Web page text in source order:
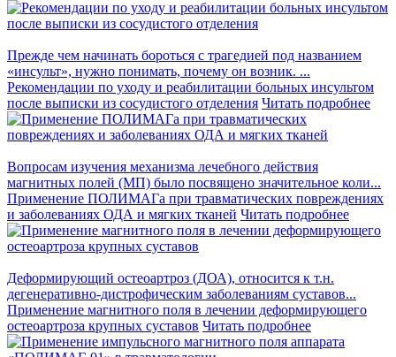
Прежде чем начинать бороться с трагедией под названием
«инсульт», нужно понимать, почему он возник. ...
Рекомендации по уходу и реабилитации больных инсультом
после выписки из сосудистого отделения Читать подробнее
Вопросам изучения механизма лечебного действия
магнитных полей (МП) было посвящено значительное коли...
Применение ПОЛИМАГа при травматических повреждениях
и заболеваниях ОДА и мягких тканей Читать подробнее
Деформирующий остеоартроз (ДОА), относится к т.н.
дегенеративно-дистрофическим заболеваниям суставов...
Применение магнитного поля в лечении деформирующего
остеоартроза крупных суставов Читать подробнее